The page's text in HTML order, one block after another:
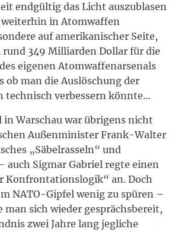
endgültig das Licht auszublasen
in Atomwaffen
auf amerikanischer Seite,
rund 349 Milliarden Dollar für die
eigenen Atomwaffenarsenals
ob man die Auslöschung der
technisch verbessern könnte…
in Warschau war übrigens nicht
Außenminister Frank-Walter
„Säbelrasseln“ und
auch Sigmar Gabriel regte einen
Konfrontationslogik“ an. Doch
NATO-Gipfel wenig zu spüren –
sich wieder gesprächsbereit,
zwei Jahre lang jegliche